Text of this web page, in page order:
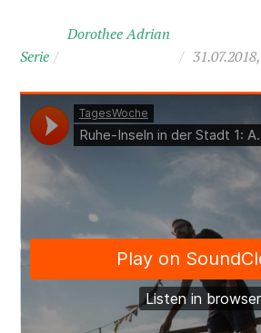
Serie /
Dorothee Adrian
/